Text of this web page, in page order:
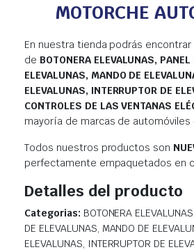
MOTORCHE
En nuestra tienda podrás encontrar
de BOTONERA ELEVALUNAS, PANEL
ELEVALUNAS, MANDO DE
ELEVALUNAS, INTERRUPTOR DE
CONTROLES DE LAS VENTANAS
mayoría de marcas de automóviles
Todos nuestros productos son
perfectamente empaquetados en
Detalles del producto
Categorias: BOTONERA
DE ELEVALUNAS, MANDO DE
ELEVALUNAS, INTERRUPTOR DE